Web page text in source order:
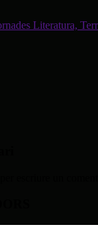
Literatura,